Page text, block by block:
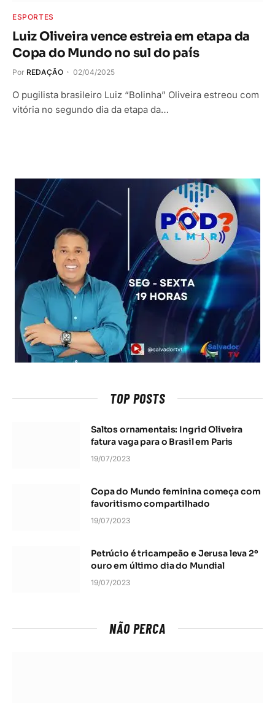
ESPORTES
Luiz Oliveira vence estreia em etapa da
Copa do Mundo no sul do país
Por REDAÇÃO 02/04/2025
O pugilista brasileiro Luiz “Bolinha” Oliveira estreou com
vitória no segundo dia da etapa da…
TOP POSTS
Saltos ornamentais: Ingrid Oliveira
fatura vaga para o Brasil em Paris
19/07/2023
Copa do Mundo feminina começa com
favoritismo compartilhado
19/07/2023
Petrúcio é tricampeão e Jerusa leva 2º
ouro em último dia do Mundial
19/07/2023
NÃO PERCA